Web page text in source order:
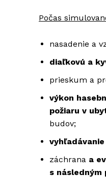
Počas
nasadenie a
diaľkovú a
prieskum a
výkon
požiaru v
budov;
záchrana a
s